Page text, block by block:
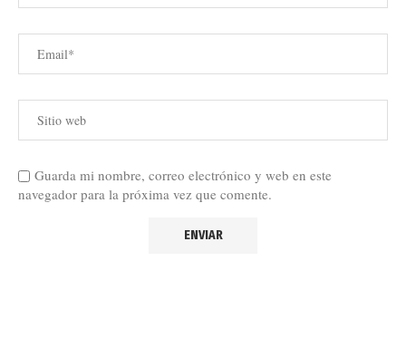
Guarda mi nombre, correo electrónico y web en este
navegador para la próxima vez que comente.